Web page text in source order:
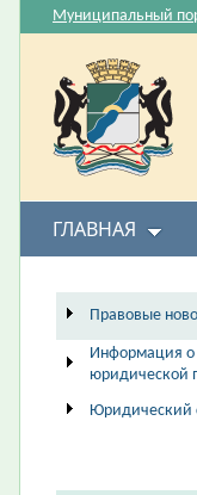
Муниципальный
ГЛАВНАЯ
Правовые
Информация о
юридической
Юридический